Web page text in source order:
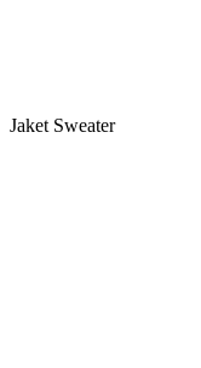
Jaket Sweater